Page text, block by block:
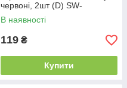
червоні, 2шт (D) SW-
00002500
В наявності
119 ₴
Купити